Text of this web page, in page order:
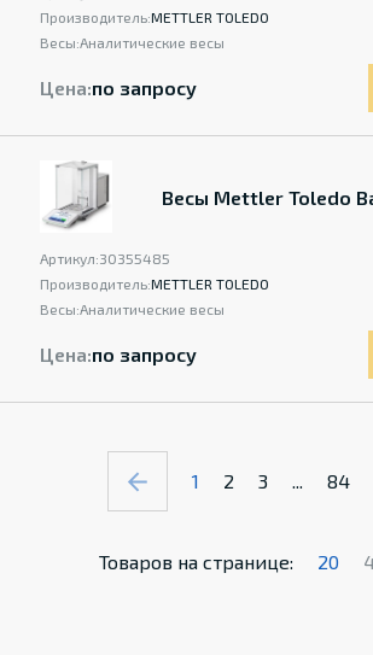
Производитель:METTLER TOLEDO
Весы:Аналитические весы
Цена:по запросу
Весы Mettler Toledo
Артикул:30355485
Производитель:METTLER TOLEDO
Весы:Аналитические весы
Цена:по запросу
1 2 3 ... 84
Товаров на странице: 20